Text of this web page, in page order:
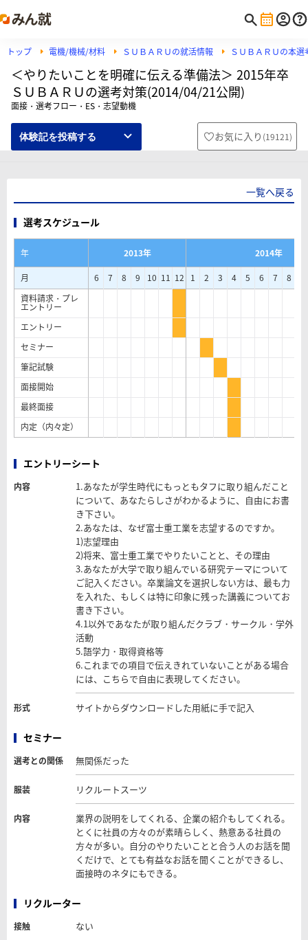
トップ 電機/機械/材料 ＳＵＢＡＲＵの就活情報 ＳＵＢＡＲＵの本
＜やりたいことを明確に伝える準備法＞ 2015年卒
ＳＵＢＡＲＵの選考対策(2014/04/21公開)
面接・選考フロー・ES・志望動機
体験記を投稿する お気に入り (19121)
一覧へ戻る
選考スケジュール
年 2013年
2014年
月
6 7 8 9 10 11 12 1 2 3 4 5 6 7 8
資料請求・プレ
エントリー
エントリー
セミナー
筆記試験
面接開始
最終面接
内定（内々定）
エントリーシート
内容
1.あなたが学生時代にもっともタフに取り組んだこと
について、あなたらしさがわかるように、自由にお書
き下さい。
2.あなたは、なぜ富士重工業を志望するのですか。
1)志望理由
2)将来、富士重工業でやりたいことと、その理由
3.あなたが大学で取り組んでいる研究テーマについて
ご記入ください。卒業論文を選択しない方は、最も力
を入れた、もしくは特に印象に残った講義についてお
書き下さい。
4.1以外であなたが取り組んだクラブ・サークル・学外
活動
5.語学力・取得資格等
6.これまでの項目で伝えきれていないことがある場合
には、こちらで自由に表現してください。
形式 サイトからダウンロードした用紙に手で記入
セミナー
選考との関係 無関係だった
服装 リクルートスーツ
内容
業界の説明をしてくれる、企業の紹介もしてくれる。
とくに社員の方々のが素晴らしく、熱意ある社員の
方々が多い。自分のやりたいことと合う人のお話を聞
くだけで、とても有益なお話を聞くことができるし、
面接時のネタにもできる。
リクルーター
接触 ない